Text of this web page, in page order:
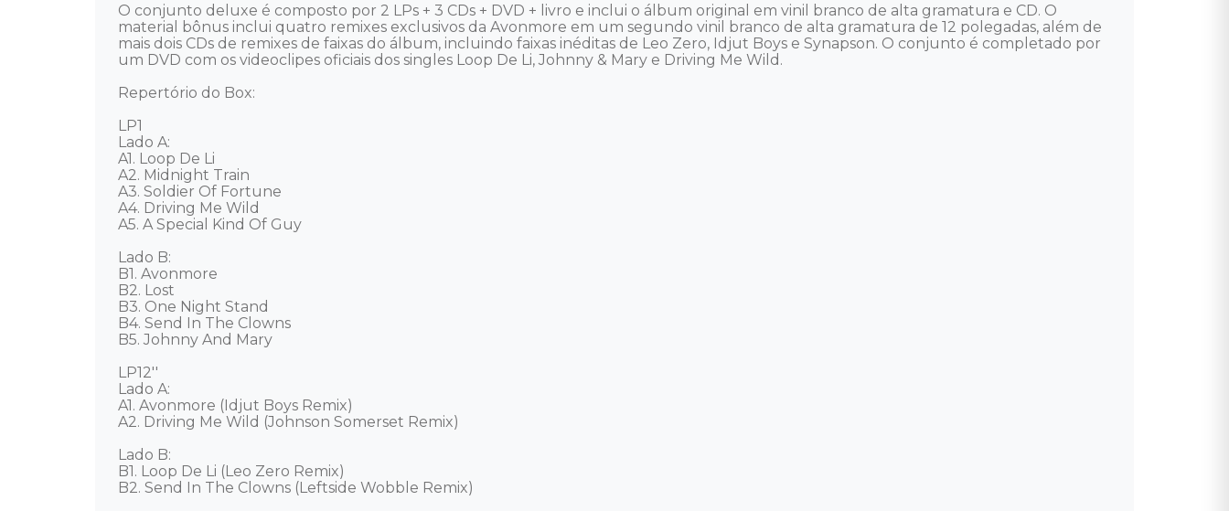
O conjunto deluxe é composto por 2 LPs + 3 CDs + DVD + livro e inclui o álbum original em vinil branco de alta gramatura e CD. O
material bônus inclui quatro remixes exclusivos da Avonmore em um segundo vinil branco de alta gramatura de 12 polegadas, além de
mais dois CDs de remixes de faixas do álbum, incluindo faixas inéditas de Leo Zero, Idjut Boys e Synapson. O conjunto é completado por
um DVD com os videoclipes oficiais dos singles Loop De Li, Johnny & Mary e Driving Me Wild.
Repertório do Box:
LP1
Lado A:
A1. Loop De Li
A2. Midnight Train
A3. Soldier Of Fortune
A4. Driving Me Wild
A5. A Special Kind Of Guy
Lado B:
B1. Avonmore
B2. Lost
B3. One Night Stand
B4. Send In The Clowns
B5. Johnny And Mary
LP12''
Lado A:
A1. Avonmore (Idjut Boys Remix)
A2. Driving Me Wild (Johnson Somerset Remix)
Lado B:
B1. Loop De Li (Leo Zero Remix)
B2. Send In The Clowns (Leftside Wobble Remix)